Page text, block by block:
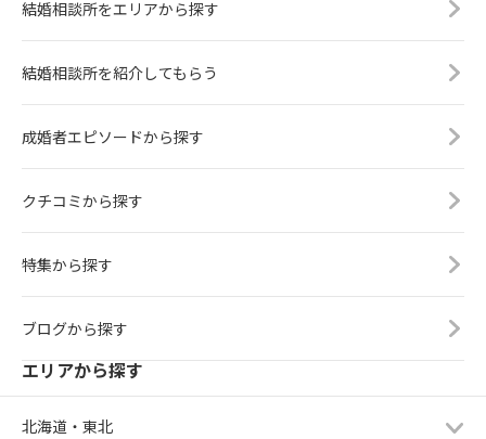
結婚相談所をエリアから探す
結婚相談所を紹介してもらう
成婚者エピソードから探す
クチコミから探す
特集から探す
ブログから探す
エリアから探す
北海道・東北